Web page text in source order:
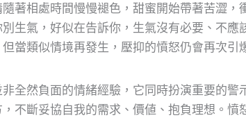
著相處時間慢慢褪色，甜蜜開始帶著苦澀
生氣，好似在告訴你，生氣沒有必要、不
當類似情境再發生，壓抑的憤怒仍會再次引
全然負面的情緒經驗，它同時扮演重要的
不斷妥協自我的需求、價値、抱負理想。